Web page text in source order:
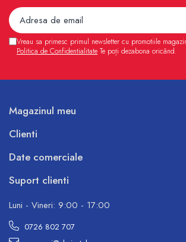
Vreau sa primesc primul newsletter cu promotiile
Politica de Confidentialitate Te poți dezabona oricând.
Magazinul meu
Clienti
Date comerciale
Suport clienti
Luni - Vineri: 9:00 - 17:00
0726 802 707